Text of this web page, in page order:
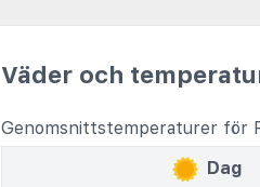
Väder och
Genomsnittstemperaturer för
Dag